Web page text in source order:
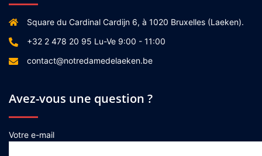
Square du Cardinal Cardijn 6, à 1020 Bruxelles (Laeken).
+32 2 478 20 95 Lu-Ve 9:00 - 11:00
contact@notredamedelaeken.be
Avez-vous une question ?
Votre e-mail